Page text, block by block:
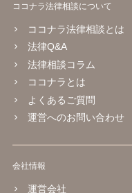
ココナラ法律相談について
ココナラ法律相談とは
法律Q&A
法律相談コラム
ココナラとは
よくあるご質問
運営へのお問い合わせ
会社情報
運営会社